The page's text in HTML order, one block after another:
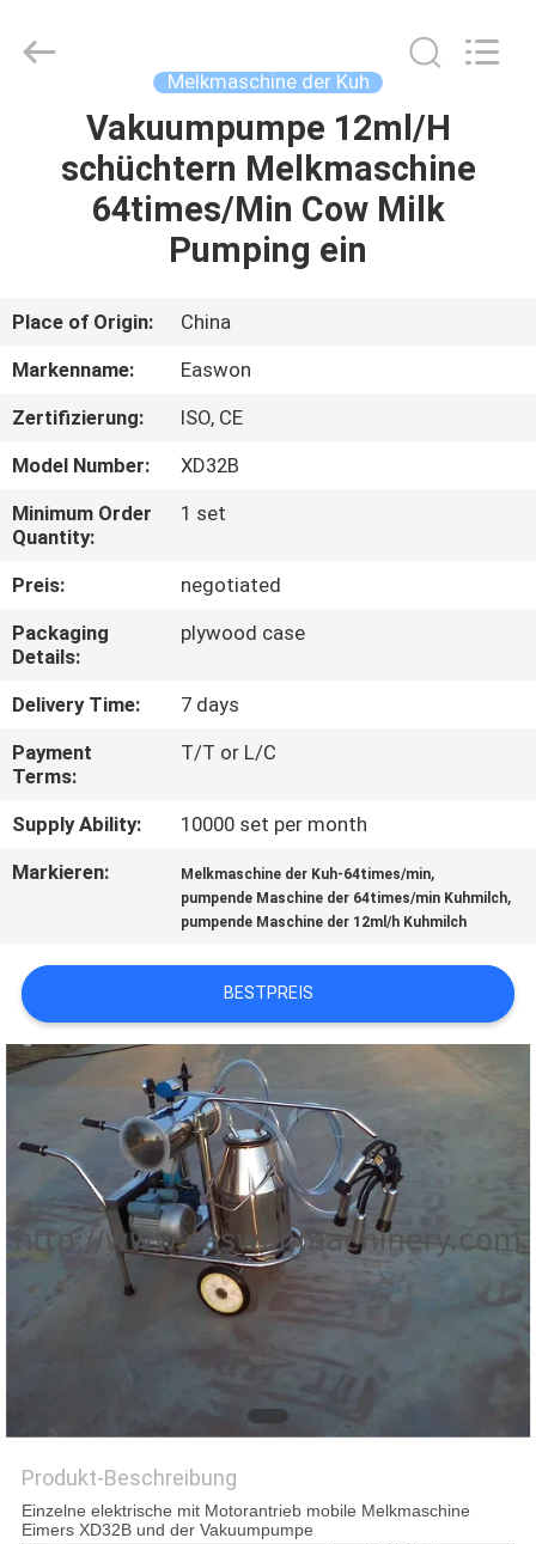
HAUS
PRODUKTE
UNS
AUSFLUG
QUALITÄTSKONTROLLE
TRETEN
SIE
MIT
UNS
IN
VERBINDUNG
NACHRICHTEN
SIE EIN
ZITAT
PRIVACY
POLICY
Export
Melkmaschine der Kuh
Vakuumpumpe 12ml/H
schüchtern Melkmaschine
64times/Min Cow Milk
Pumping ein
Place of Origin:
China
Markenname:
Easwon
Zertifizierung:
ISO, CE
Model Number:
XD32B
Minimum Order
Quantity:
1 set
Preis:
negotiated
Packaging
Details:
plywood case
Delivery Time:
7 days
Payment
Terms:
T/T or L/C
Supply Ability:
10000 set per month
Markieren:
Melkmaschine der Kuh-64times/min,
pumpende Maschine der 64times/min Kuhmilch,
pumpende Maschine der 12ml/h Kuhmilch
BESTPREIS
Produkt-Beschreibung
Einzelne elektrische mit Motorantrieb mobile Melkmaschine
Eimers XD32B und der Vakuumpumpe